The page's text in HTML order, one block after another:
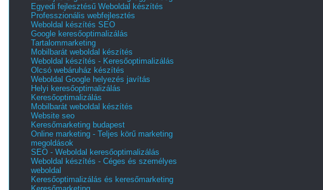
Egyedi fejlesztésű Weboldal készítés
Professzionális webfejlesztés
Weboldal készítés SEO
Google keresőoptimalizálás
Tartalommarketing
Mobilbarát weboldal készítés
Weboldal készítés - Keresőoptimalizálás
Olcsó webáruház készítés
Weboldal Google helyezés javítás
Helyi keresőoptimalizálás
Keresőoptimalizálás
Mobilbarát weboldal készítés
Website seo
Keresőmarketing budapest
Online marketing - Teljes körű marketing
megoldások
SEO - Weboldal keresőoptimalizálás
Weboldal készítés - Céges és személyes
weboldal
Keresőoptimalizálás és keresőmarketing
Keresőmarketing